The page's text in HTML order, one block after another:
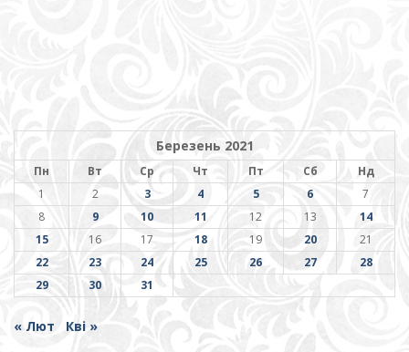
Березень 2021
Пн Вт Ср Чт Пт Сб
Нд
1
2 3 4 5 6
7
8
9 10 11 12 13
14
15
16 17 18 19 20
21
22
23 24 25 26 27
28
29
30 31
« Лют Кві »